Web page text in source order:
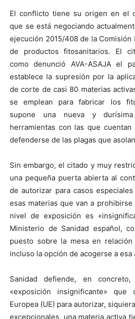
El conflicto tiene su origen en el
que se está negociando
ejecución 2015/408 de la Comisión
de productos fitosanitarios. El
como denunció AVA-ASAJA el
establece la supresión por la
de corte de casi 80 materias
se emplean para fabricar los
supone una nueva y
herramientas con las que
defenderse de las plagas que
Sin embargo, el citado y muy
una pequeña puerta abierta al
de autorizar para casos
esas materias que van a
nivel de exposición es
Ministerio de Sanidad español,
puesto sobre la mesa en
incluso la opción de acogerse a esa
Sanidad defiende, en
«exposición insignificante» que
Europea (UE) para autorizar,
excepcionales, una materia activa